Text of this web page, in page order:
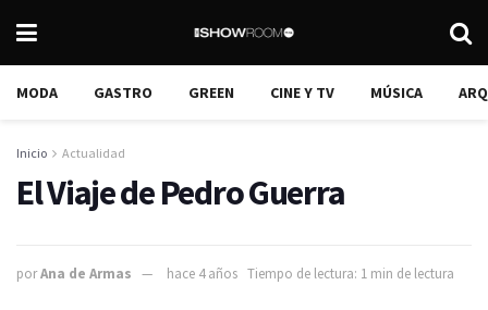
MODA GASTRO GREEN CINE Y TV MÚSICA
Inicio Actualidad
El Viaje de Pedro Guerra
porAna de Armas hace 4 años Tiempo de lectura: 1 min de lectura